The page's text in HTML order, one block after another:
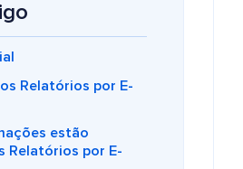
Relatórios por E-
estão
Relatórios por E-